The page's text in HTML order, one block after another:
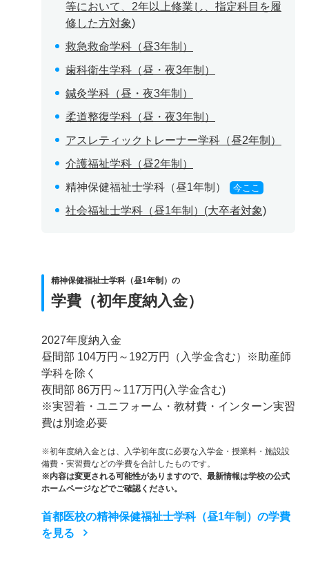
等において、2年以上修業し、指定科目を履
修した方対象)
救急救命学科（昼3年制）
歯科衛生学科（昼・夜3年制）
鍼灸学科（昼・夜3年制）
柔道整復学科（昼・夜3年制）
アスレティックトレーナー学科（昼2年制）
介護福祉学科（昼2年制）
精神保健福祉士学科（昼1年制）
今ここ
社会福祉士学科（昼1年制）(大卒者対象)
精神保健福祉士学科（昼1年制）の
学費（初年度納入金）
2027年度納入金
昼間部 104万円～192万円（入学金含む）※助産師
学科を除く
夜間部 86万円～117万円(入学金含む)
※実習着・ユニフォーム・教材費・インターン実習
費は別途必要
※初年度納入金とは、入学初年度に必要な入学金・授業料・施設設
備費・実習費などの学費を合計したものです。
※内容は変更される可能性がありますので、最新情報は学校の公式
ホームページなどでご確認ください。
首都医校の精神保健福祉士学科（昼1年制）の学費
を見る